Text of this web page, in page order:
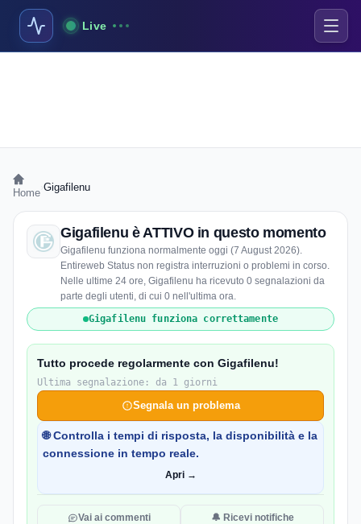
Live
Home Gigafilenu
Gigafilenu è ATTIVO in questo momento
Gigafilenu funziona normalmente oggi (7 August 2026).
Entireweb Status non registra interruzioni o problemi in corso.
Nelle ultime 24 ore, Gigafilenu ha ricevuto 0 segnalazioni da
parte degli utenti, di cui 0 nell'ultima ora.
Gigafilenu funziona correttamente
Tutto procede regolarmente con Gigafilenu!
Ultima segnalazione: da 1 giorni
Segnala un problema
🌐 Controlla i tempi di risposta, la disponibilità e la
connessione in tempo reale.
Apri →
Vai ai commenti 🔔 Ricevi notifiche